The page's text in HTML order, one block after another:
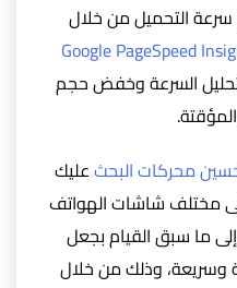
سرعة التحميل من خلال
Google PageSpeed
تحليل السرعة وخفض حجم
محركات البحثعليك
مختلف شاشات الهواتف
ما سبق القيام بجعل
وذلك من خلال